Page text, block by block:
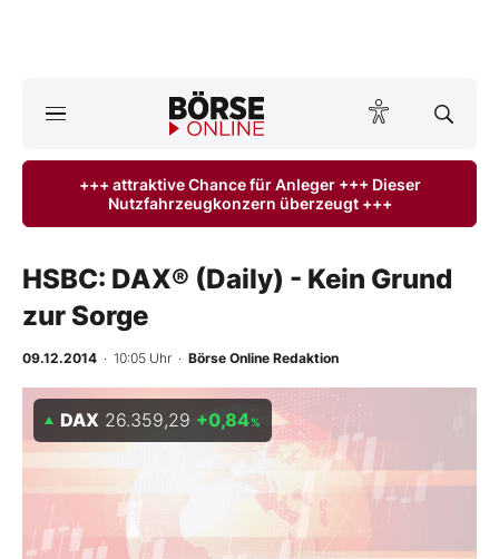
ktuelle Ausgabe BÖRSE ONLINE lesen
Finanz-Check
BO-Musterdepots
Mein B:O
+++ attraktive Chance für Anleger +++ Dieser
Nutzfahrzeugkonzern überzeugt +++
HSBC: DAX® (Daily) - Kein Grund
zur Sorge
09.12.2014 · 10:05 Uhr · Börse Online Redaktion
DAX 26.359,29 +0,84%